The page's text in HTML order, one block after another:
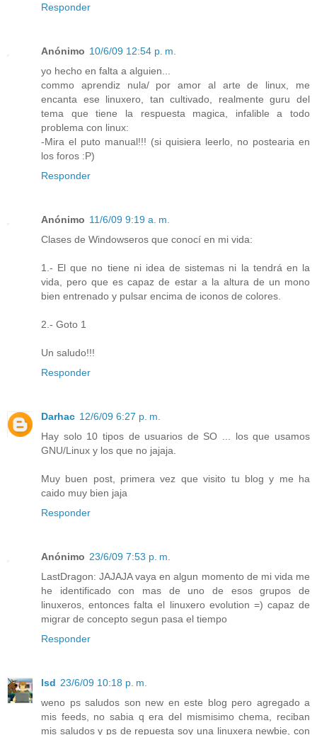
Responder
Anónimo 10/6/09 12:54 p. m.
yo hecho en falta a alguien...
commo aprendiz nula/ por amor al arte de linux, me
encanta ese linuxero, tan cultivado, realmente guru del
tema que tiene la respuesta magica, infalible a todo
problema con linux:
-Mira el puto manual!!! (si quisiera leerlo, no postearia en
los foros :P)
Responder
Anónimo 11/6/09 9:19 a. m.
Clases de Windowseros que conocí en mi vida:
1.- El que no tiene ni idea de sistemas ni la tendrá en la
vida, pero que es capaz de estar a la altura de un mono
bien entrenado y pulsar encima de iconos de colores.
2.- Goto 1
Un saludo!!!
Responder
Darhac 12/6/09 6:27 p. m.
Hay solo 10 tipos de usuarios de SO ... los que usamos
GNU/Linux y los que no jajaja.
Muy buen post, primera vez que visito tu blog y me ha
caido muy bien jaja
Responder
Anónimo 23/6/09 7:53 p. m.
LastDragon: JAJAJA vaya en algun momento de mi vida me
he identificado con mas de uno de esos grupos de
linuxeros, entonces falta el linuxero evolution =) capaz de
migrar de concepto segun pasa el tiempo
Responder
lsd 23/6/09 10:18 p. m.
weno ps saludos son new en este blog pero agregado a
mis feeds, no sabia q era del mismisimo chema, reciban
mis saludos y ps de repuesta soy una linuxera newbie, con